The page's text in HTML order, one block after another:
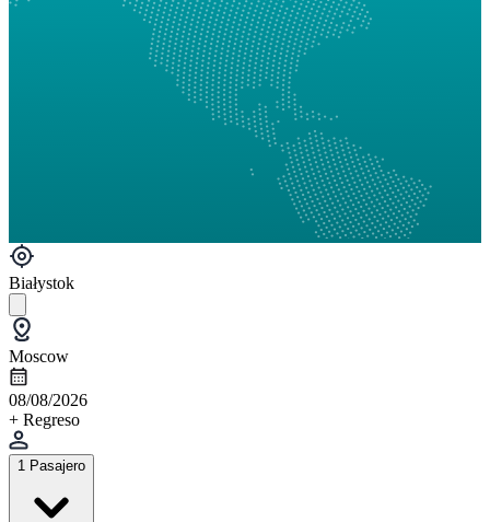
Białystok
Moscow
08/08/2026
+ Regreso
1 Pasajero